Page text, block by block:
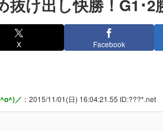
抜け出し快勝！G1･2
X Facebook
／ ：2015/11/01(日) 16:04:21.55 ID:???*.net